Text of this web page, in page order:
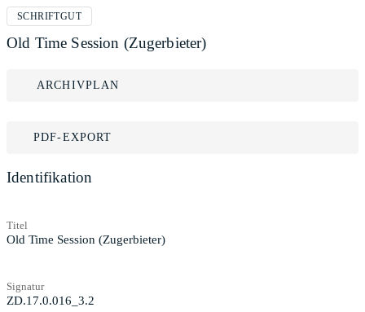
SCHRIFTGUT
Old Time Session (Zugerbieter)
ARCHIVPLAN
PDF-EXPORT
Identifikation
Titel
Old Time Session (Zugerbieter)
Signatur
ZD.17.0.016_3.2